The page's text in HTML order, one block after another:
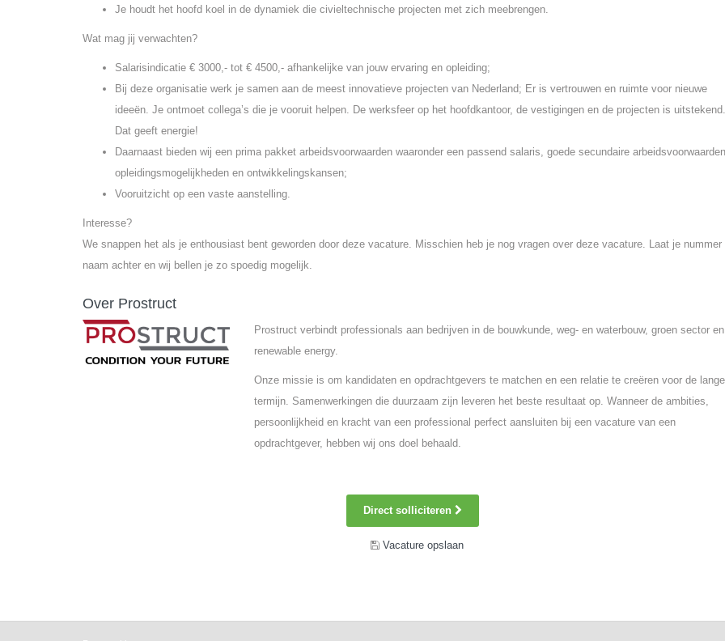
Je houdt het hoofd koel in de dynamiek die civieltechnische projecten met zich meebrengen.
Wat mag jij verwachten?
Salarisindicatie € 3000,- tot € 4500,- afhankelijke van jouw ervaring en opleiding;
Bij deze organisatie werk je samen aan de meest innovatieve projecten van Nederland; Er is vertrouwen en ruimte voor nieuwe
ideeën. Je ontmoet collega’s die je vooruit helpen. De werksfeer op het hoofdkantoor, de vestigingen en de projecten is uitstekend.
Dat geeft energie!
Daarnaast bieden wij een prima pakket arbeidsvoorwaarden waaronder een passend salaris, goede secundaire
opleidingsmogelijkheden en ontwikkelingskansen;
Vooruitzicht op een vaste aanstelling.
Interesse?
We snappen het als je enthousiast bent geworden door deze vacature. Misschien heb je nog vragen over deze vacature. Laat je nummer
naam achter en wij bellen je zo spoedig mogelijk.
Over Prostruct
Prostruct verbindt professionals aan bedrijven in de bouwkunde, weg- en waterbouw, groen sector en
renewable energy.
Onze missie is om kandidaten en opdrachtgevers te matchen en een relatie te creëren voor de lange
termijn. Samenwerkingen die duurzaam zijn leveren het beste resultaat op. Wanneer de ambities,
persoonlijkheid en kracht van een professional perfect aansluiten bij een vacature van een
opdrachtgever, hebben wij ons doel behaald.
Direct solliciteren
Vacature opslaan